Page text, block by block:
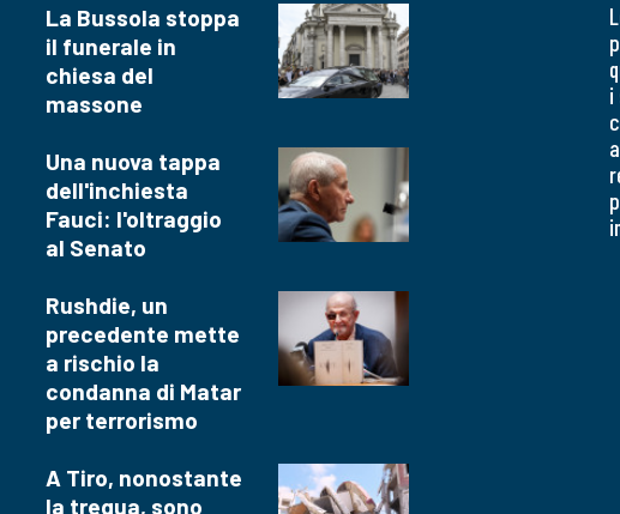
La Bussola stoppa
il funerale in
chiesa del
massone
Una nuova tappa
dell'inchiesta
Fauci: l'oltraggio
al Senato
Rushdie, un
precedente mette
a rischio la
condanna di Matar
per terrorismo
A Tiro, nonostante
la tregua, sono
i